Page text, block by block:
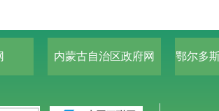
内蒙古自治区政府网 鄂尔多